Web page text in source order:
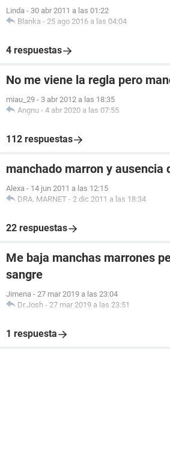
Linda - 30 abr 2011 a las 01:22
Blanka - 25 ago 2016 a las 04:04
4 respuestas
No me viene la regla pero
miau_29 - 3 abr 2012 a las 18:35
Angnu - 4 abr 2020 a las 07:55
112 respuestas
manchado marron y ausencia
Alexa - 14 jun 2011 a las 12:15
DRA. MARNET - 2 dic 2011 a las 18:34
22 respuestas
Me baja manchas marrones
sangre
Jimena - 27 mar 2019 a las 23:04
Dr.Josh - 27 mar 2019 a las 23:51
1 respuesta